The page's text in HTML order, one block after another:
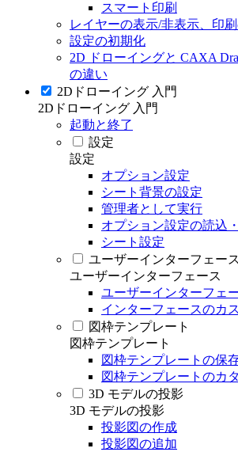
スマート印刷
レイヤーの表示/非表示、印
設定の初期化
2D ドローイングと CAXA
の違い
2Dドローイング 入門
2Dドローイング 入門
起動と終了
設定
設定
オプション設定
シート背景の設定
管理者として実行
オプション設定の読込
シート設定
ユーザーインターフェース
ユーザーインターフェース
ユーザーインターフェ
インターフェースのカ
図枠テンプレート
図枠テンプレート
図枠テンプレートの保
図枠テンプレートのカ
3D モデルの投影
3D モデルの投影
投影図の作成
投影図の追加